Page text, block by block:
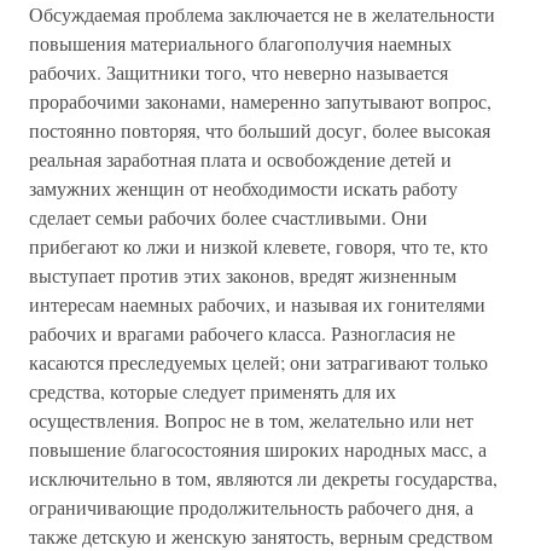
Обсуждаемая проблема заключается не в желательности
повышения материального благополучия наемных
рабочих. Защитники того, что неверно называется
прорабочими законами, намеренно запутывают вопрос,
постоянно повторяя, что больший досуг, более высокая
реальная заработная плата и освобождение детей и
замужних женщин от необходимости искать работу
сделает семьи рабочих более счастливыми. Они
прибегают ко лжи и низкой клевете, говоря, что те, кто
выступает против этих законов, вредят жизненным
интересам наемных рабочих, и называя их гонителями
рабочих и врагами рабочего класса. Разногласия не
касаются преследуемых целей; они затрагивают только
средства, которые следует применять для их
осуществления. Вопрос не в том, желательно или нет
повышение благосостояния широких народных масс, а
исключительно в том, являются ли декреты государства,
ограничивающие продолжительность рабочего дня, а
также детскую и женскую занятость, верным средством